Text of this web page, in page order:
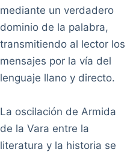
mediante un verdadero
dominio de la palabra,
transmitiendo al lector los
mensajes por la vía del
lenguaje llano y directo.
La oscilación de Armida
de la Vara entre la
literatura y la historia se